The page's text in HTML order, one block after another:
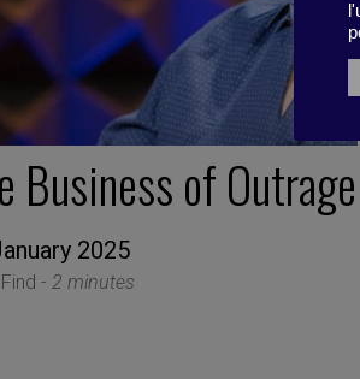
Business of Outrage
2025
- 2 minutes